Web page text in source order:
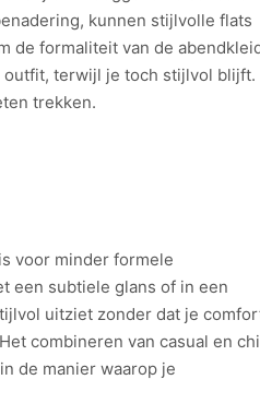
kunnen stijlvolle flats
de formaliteit van de
outfit, terwijl je toch stijlvol blijft.
trekken.
voor minder formele
een subtiele glans of in een
uitziet zonder dat je
combineren van casual en
de manier waarop je